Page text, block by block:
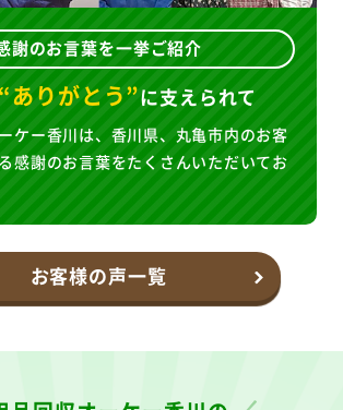
謝のお言葉を一挙ご紹介
“ありがとう”に支えられて
ケー香川は、香川県、丸亀市内のお客
感謝のお言葉をたくさんいただいてお
お客様の声一覧